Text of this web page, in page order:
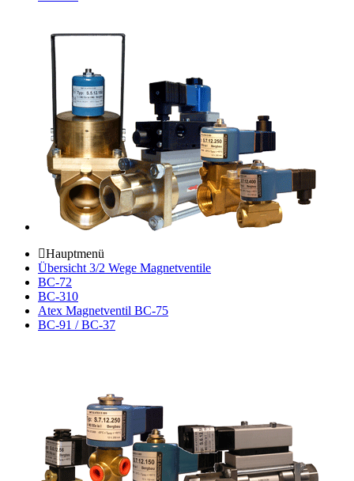
Hauptmenü
Übersicht 3/2 Wege Magnetventile
BC-72
BC-310
Atex Magnetventil BC-75
BC-91 / BC-37